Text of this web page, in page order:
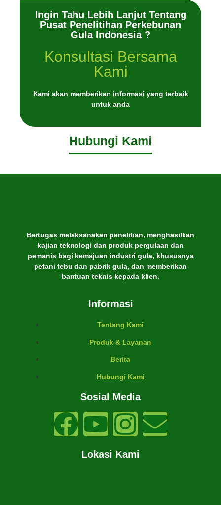
Ingin Tahu Lebih Lanjut Tentang
Pusat Penelitihan Perkebunan
Gula Indonesia ?
Konsultasi Bersama
Kami
Kami akan memberikan informasi yang terbaik
untuk anda
Hubungi Kami
Bertugas melaksanakan penelitian, menghasilkan
kajian teknologi dan produk pergulaan dan
pemanis bagi kemajuan industri gula, khususnya
petani tebu dan pabrik gula, dan memberikan
bantuan teknis kepada klien.
Informasi
Tentang Kami
Produk & Layanan
Berita
Hubungi Kami
Sosial Media
Lokasi Kami